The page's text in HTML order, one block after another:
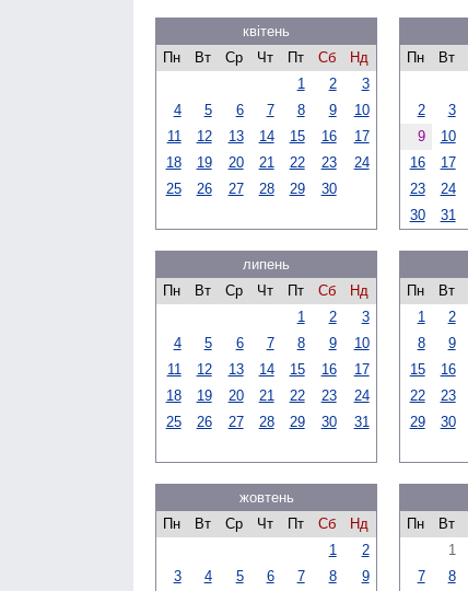
квітень
Пн
Вт Ср Чт Пт Сб
Нд
1
2
3
4
5 6 7 8 9
10
11
12 13 14 15 16
17
18
19 20 21 22 23
24
25
26 27 28 29 30
Пн
Вт
2
3
9
10
16
17
23
24
30
31
липень
Пн
Вт Ср Чт Пт Сб
Нд
1
2
3
4
5 6 7 8 9
10
11
12 13 14 15 16
17
18
19 20 21 22 23
24
25
26 27 28 29 30 31
Пн
Вт
1
2
8
9
15
16
22
23
29
30
жовтень
Пн
Вт Ср Чт Пт Сб
Нд
1
2
3
4 5 6 7 8
9
Пн
Вт
1
7
8